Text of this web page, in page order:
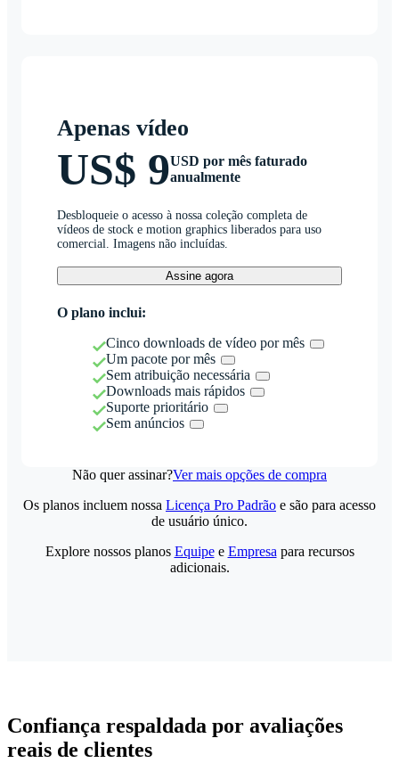
Apenas vídeo
US$ 9USD por mês faturado
anualmente
Desbloqueie o acesso à nossa coleção completa de
vídeos de stock e motion graphics liberados para uso
comercial. Imagens não incluídas.
Assine agora
O plano inclui:
Cinco downloads de vídeo por mês
Um pacote por mês
Sem atribuição necessária
Downloads mais rápidos
Suporte prioritário
Sem anúncios
Não quer assinar?Ver mais opções de compra
Os planos incluem nossa Licença Pro Padrão e são para acesso
de usuário único.
Explore nossos planos Equipee Empresa para recursos
adicionais.
Confiança respaldada por avaliações
reais de clientes